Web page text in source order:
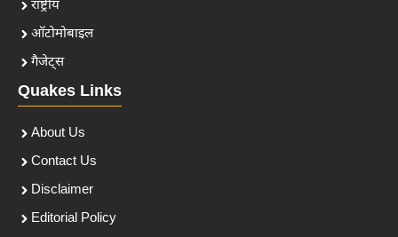
राष्ट्रीय
ऑटोमोबाइल
गैजेट्स
Quakes Links
About Us
Contact Us
Disclaimer
Editorial Policy